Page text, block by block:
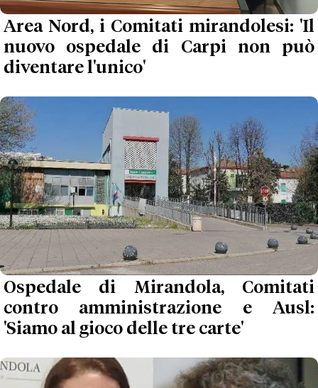
Area Nord, i Comitati mirandolesi: 'Il
nuovo ospedale di Carpi non può
diventare l'unico'
Ospedale di Mirandola, Comitati
contro amministrazione e Ausl:
'Siamo al gioco delle tre carte'